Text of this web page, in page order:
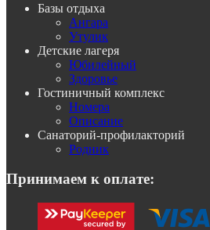
Базы отдыха
Ангара
Утулик
Детские лагеря
Юбилейный
Здоровье
Гостиничный комплекс
Номера
Описание
Санаторий-профилакторий
Родник
Принимаем к оплате: